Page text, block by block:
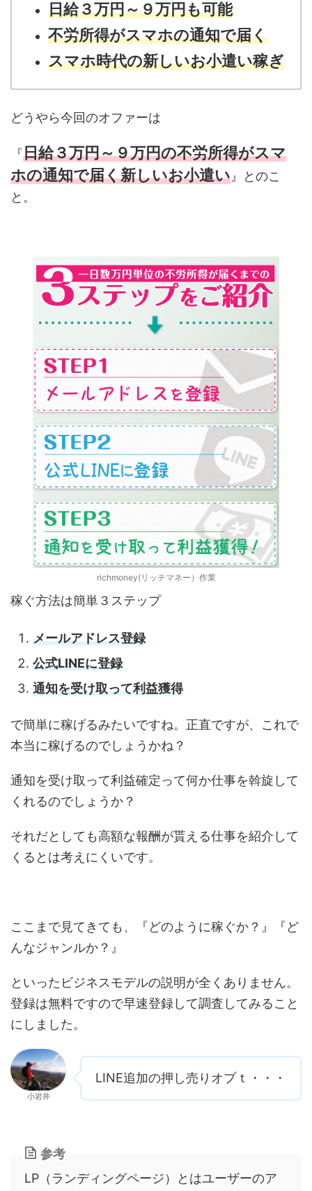
日給３万円～９万円も可能
不労所得がスマホの通知で届く
スマホ時代の新しいお小遣い稼ぎ
どうやら今回のオファーは
『日給３万円～９万円の不労所得がスマ
ホの通知で届く新しいお小遣い 』とのこ
と。
richmoney(リッチマネー）作業
稼ぐ方法は簡単３ステップ
メールアドレス登録
公式LINEに登録
通知を受け取って利益獲得
で簡単に稼げるみたいですね。正直ですが、これで
本当に稼げるのでしょうかね？
通知を受け取って利益確定って何か仕事を斡旋して
くれるのでしょうか？
それだとしても高額な報酬が貰える仕事を紹介して
くるとは考えにくいです。
ここまで見てきても、『どのように稼ぐか？』『ど
んなジャンルか？』
といったビジネスモデルの説明が全くありません。
登録は無料ですので早速登録して調査してみること
にしました。
小岩井
LINE追加の押し売りオプｔ・・・
参考
LP（ランディングページ）とはユーザーのア